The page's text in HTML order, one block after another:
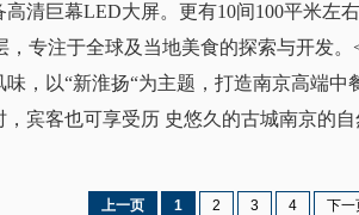
清巨幕LED大屏。更有10间100平米左
专注于全球及当地美食的探索与开发
，以“新淮扬“为主题，打造南京高端
宾客也可享受历 史悠久的古城南京的
上一页 1 2 3 4 下一